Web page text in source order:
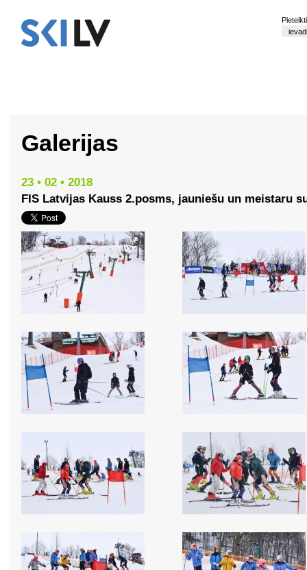
Galerijas
23 • 02 • 2018
FIS Latvijas Kauss 2.posms, jauniešu un meistaru